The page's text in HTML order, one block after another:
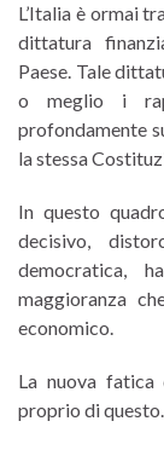
L’Italia è ormai
dittatura
Paese. Tale
o meglio i
profondamente
la stessa
In questo
decisivo,
democratica,
maggioranza
economico.
La nuova fatica
proprio di questo.